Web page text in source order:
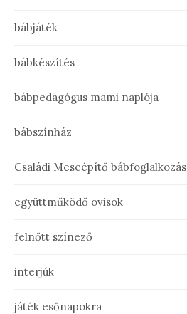
bábjáték
bábkészítés
bábpedagógus mami naplója
bábszínház
Családi Meseépítő bábfoglalkozás
együttműködő ovisok
felnőtt színező
interjúk
játék esőnapokra